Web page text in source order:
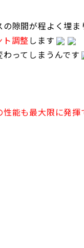
隙間が程よく埋ま
ト調整します
ってしまうんです
性能も最大限に発揮